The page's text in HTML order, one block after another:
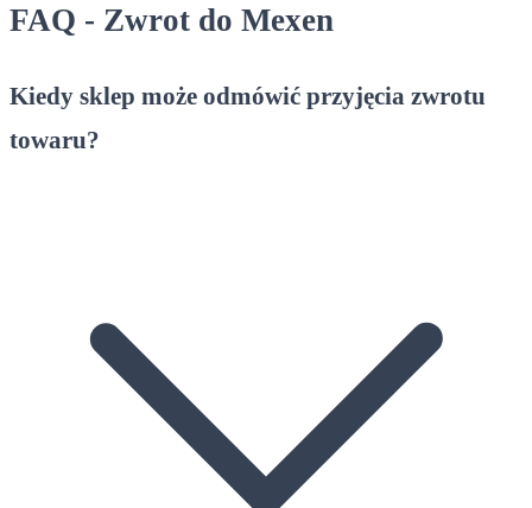
FAQ - Zwrot do Mexen
Kiedy sklep może odmówić przyjęcia zwrotu
towaru?